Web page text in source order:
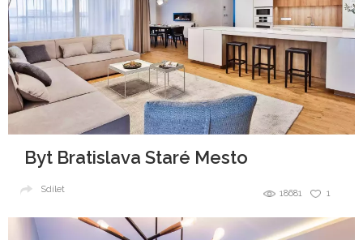
Byt Bratislava Staré Mesto
1
18681
Sdílet